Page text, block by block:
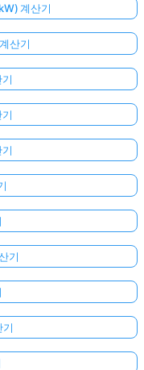
계산기
산기
기
기